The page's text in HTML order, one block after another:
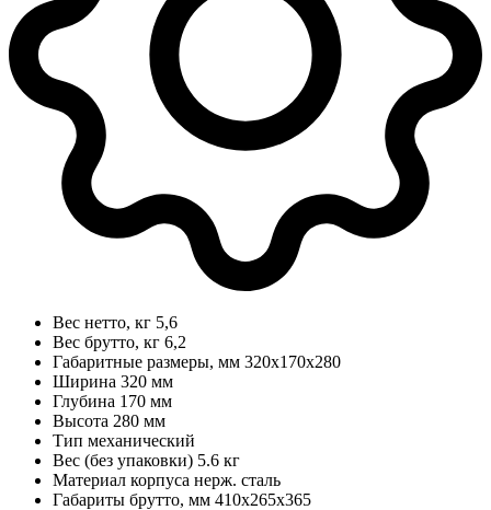
Вес нетто, кг 5,6
Вес брутто, кг 6,2
Габаритные размеры, мм 320х170х280
Ширина 320 мм
Глубина 170 мм
Высота 280 мм
Тип механический
Вес (без упаковки) 5.6 кг
Материал корпуса нерж. сталь
Габариты брутто, мм 410х265х365